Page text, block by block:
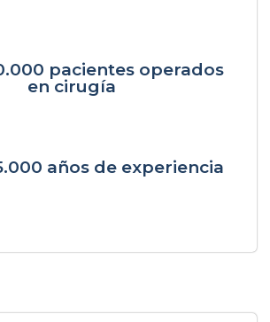
pacientes operados
en cirugía
años de experiencia